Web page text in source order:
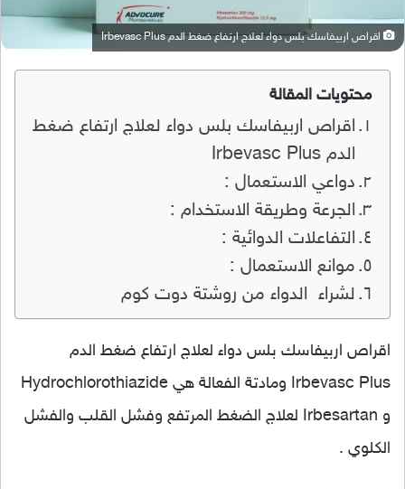
اقراص اربيفاسك بلس دواء لعلاج ارتفاع ضغط الدم Irbevasc Plus
محتويات المقالة
اقراص اربيفاسك بلس دواء لعلاج ارتفاع ضغط
الدم Irbevasc Plus
دواعي الاستعمال :
الجرعة وطريقة الاستخدام :
التفاعلات الدوائية :
موانع الاستعمال :
لشراء الدواء من روشتة دوت كوم
اقراص اربيفاسك بلس دواء لعلاج ارتفاع ضغط الدم
و Irbesartan لعلاج الضغط المرتفع وفشل القلب والفشل
الكلوي .